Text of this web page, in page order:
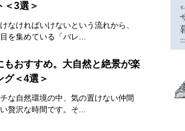
＜3選＞
なければいけないという流れから、
を集めている「バレ...
もおすすめ。大自然と絶景が楽
グ＜4選＞
な自然環境の中、気の置けない仲間
贅沢な時間です。そ...